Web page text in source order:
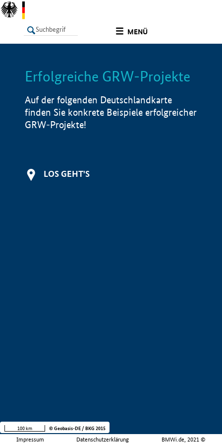
MENÜ
LISTE Info
Erfolgreiche GRW-Projekte
Auf der folgenden Deutschlandkarte
finden Sie konkrete Beispiele erfolgreicher
GRW-Projekte!
LOS GEHT'S
Impressum Datenschutzerklärung BMWi.de, 2021 ©
100 km © Geobasis-DE / BKG 2015